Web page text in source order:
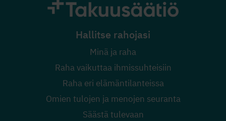
Hallitse rahojasi
Minä ja raha
Raha vaikuttaa ihmissuhteisiin
Raha eri elämäntilanteissa
Omien tulojen ja menojen seuranta
Säästä tulevaan